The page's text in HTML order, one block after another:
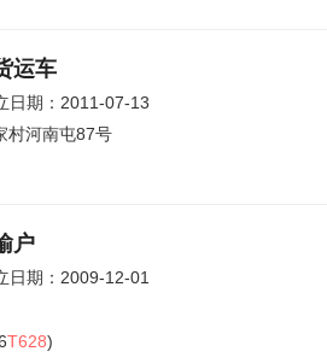
运车
日期：2011-07-13
村河南屯87号
户
日期：2009-12-01
T628)